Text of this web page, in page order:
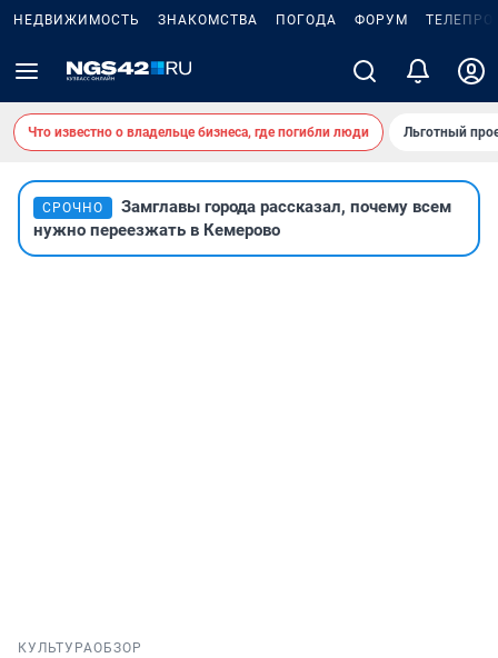
НЕДВИЖИМОСТЬ ЗНАКОМСТВА ПОГОДА ФОРУМ
Что известно о владельце бизнеса, где погибли люди Льготный
СРОЧНО
Замглавы города рассказал, почему всем
нужно переезжать в Кемерово
КУЛЬТУРАОБЗОР